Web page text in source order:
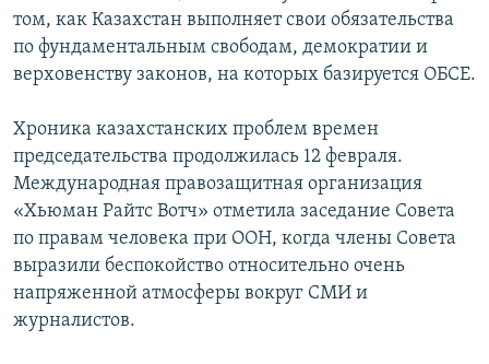
том, как Казахстан выполняет свои обязательства
по фундаментальным свободам, демократии и
верховенству законов, на которых базируется ОБСЕ.
Хроника казахстанских проблем времен
председательства продолжилась 12 февраля.
Международная правозащитная организация
«Хьюман Райтс Вотч» отметила заседание Совета
по правам человека при ООН, когда члены Совета
выразили беспокойство относительно очень
напряженной атмосферы вокруг СМИ и
журналистов.